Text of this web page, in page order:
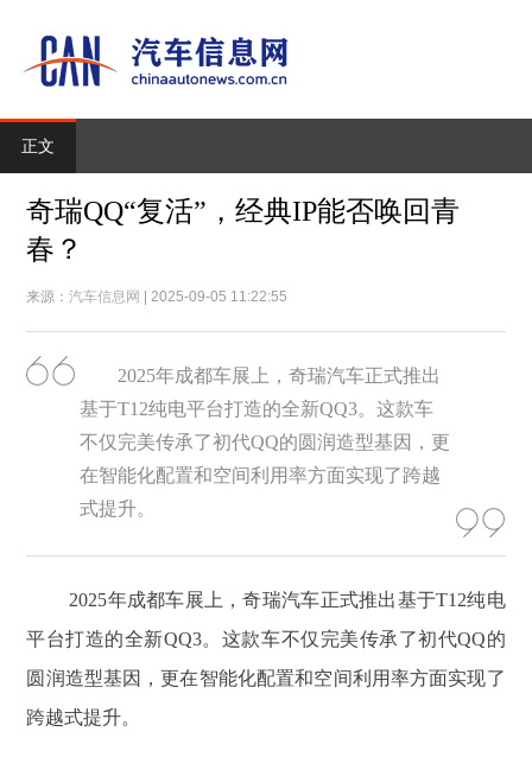
正文
奇瑞QQ“复活”，经典IP能否唤回青
春？
来源：汽车信息网 | 2025-09-05 11:22:55
2025年成都车展上，奇瑞汽车正式推出
基于T12纯电平台打造的全新QQ3。这款车
不仅完美传承了初代QQ的圆润造型基因，更
在智能化配置和空间利用率方面实现了跨越
式提升。
2025年成都车展上，奇瑞汽车正式推出基于T12纯电
平台打造的全新QQ3。这款车不仅完美传承了初代QQ的
圆润造型基因，更在智能化配置和空间利用率方面实现了
跨越式提升。